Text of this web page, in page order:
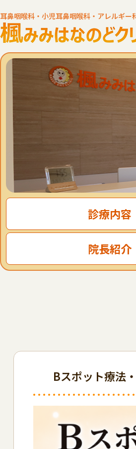
耳鼻咽喉科・小児耳鼻咽喉科・アレルギー
診療内容
院長紹介
Bスポット療法